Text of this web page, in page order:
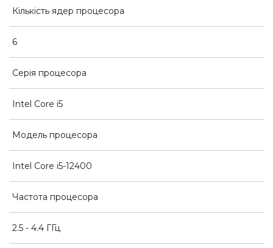
Кількість ядер процесора
6
Серія процесора
Intel Core i5
Модель процесора
Intel Core i5-12400
Частота процесора
2.5 - 4.4 ГГц